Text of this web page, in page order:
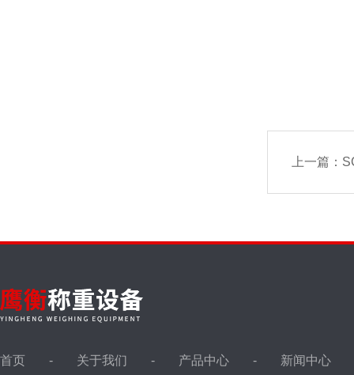
上一篇：
首页 关于我们 产品中心 新闻中心